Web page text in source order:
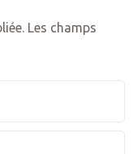
Les champs